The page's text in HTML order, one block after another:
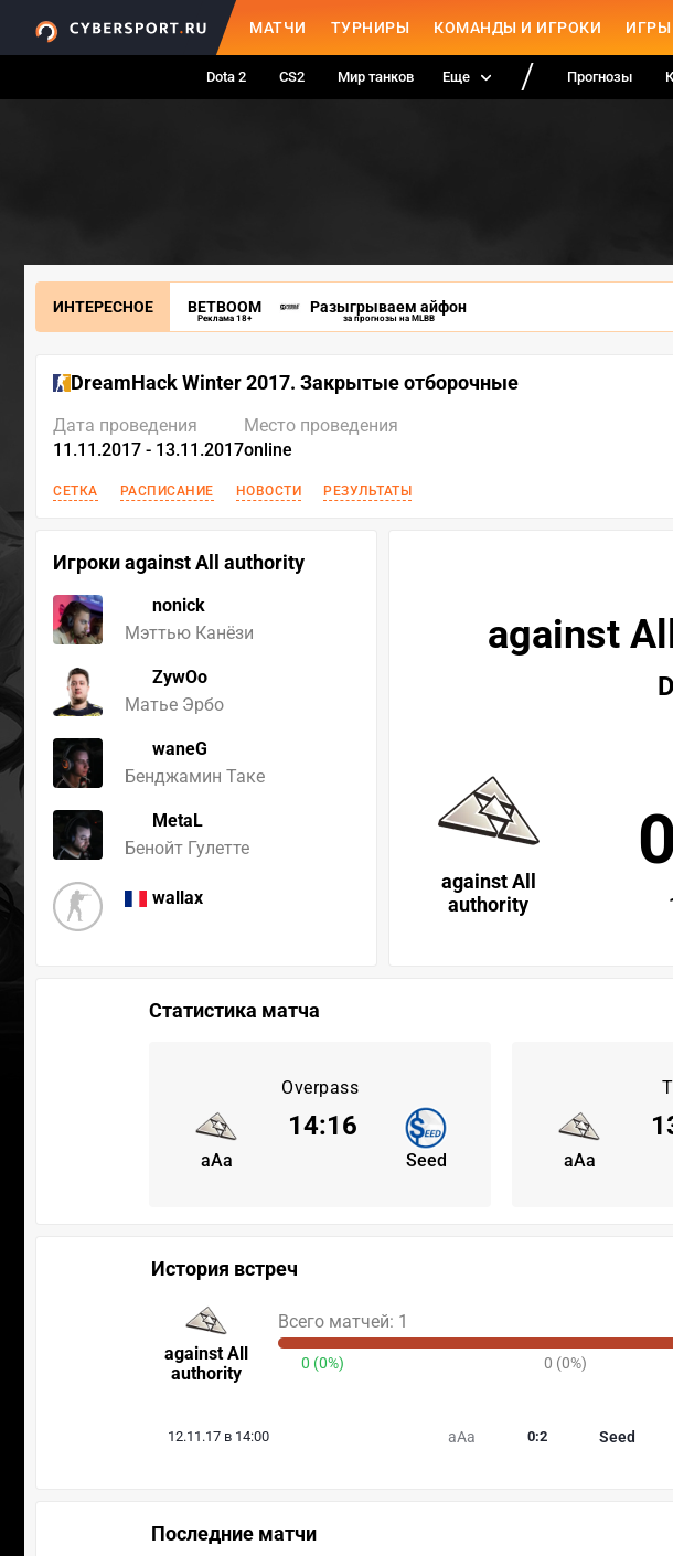
МАТЧИ ТУРНИРЫ КОМАНДЫ И ИГРОКИ ИГРЫ
Dota 2 CS2 Мир танков Еще Прогнозы
ИНТЕРЕСНОЕ BETBOOM
Реклама 18+
Разыгрываем айфон
за прогнозы на MLBB
DreamHack Winter 2017. Закрытые отборочные
Дата проведения
11.11.2017 - 13.11.2017
Место проведения
online
СЕТКА РАСПИСАНИЕ НОВОСТИ РЕЗУЛЬТАТЫ
Игроки against All authority
nonick
Мэттью Канёзи
ZywOo
Матье Эрбо
waneG
Бенджамин Таке
MetaL
Бенойт Гулетте
wallax
against
against All
authority
0
Статистика матча
Overpass
aAa Seed
14:16
aAa
История встреч
against All
authority
Всего матчей: 1
0 (0%) 0 (0%)
12.11.17 в 14:00 aAa Seed
0:2
Последние матчи